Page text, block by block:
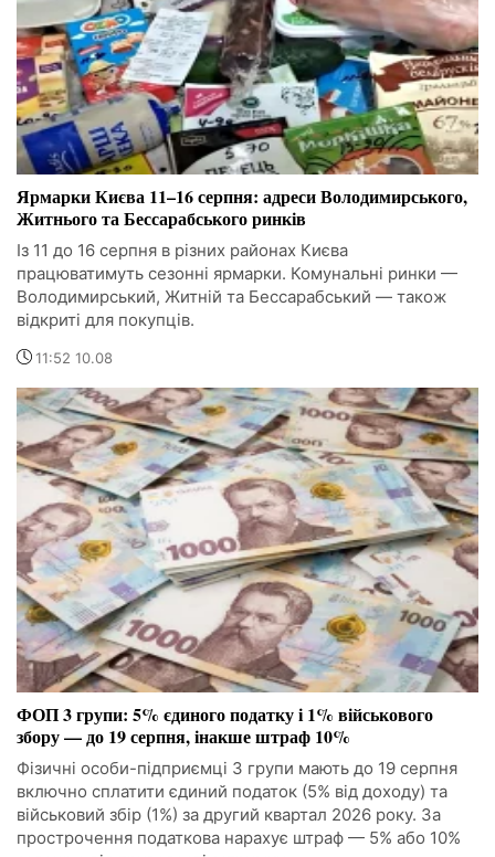
Ярмарки Києва 11–16 серпня: адреси Володимирського,
Житнього та Бессарабського ринків
Із 11 до 16 серпня в різних районах Києва
працюватимуть сезонні ярмарки. Комунальні ринки —
Володимирський, Житній та Бессарабський — також
відкриті для покупців.
11:52 10.08
ФОП 3 групи: 5% єдиного податку і 1% військового
збору — до 19 серпня, інакше штраф 10%
Фізичні особи-підприємці 3 групи мають до 19 серпня
включно сплатити єдиний податок (5% від доходу) та
військовий збір (1%) за другий квартал 2026 року. За
прострочення податкова нарахує штраф — 5% або 10%